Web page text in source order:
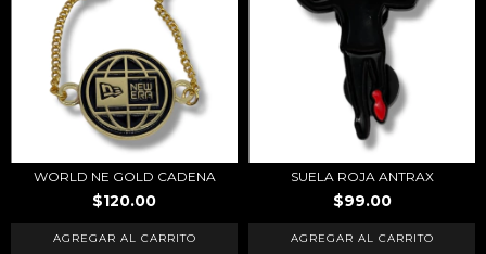
WORLD NE GOLD CADENA
$120.00
SUELA ROJA ANTRAX
$99.00